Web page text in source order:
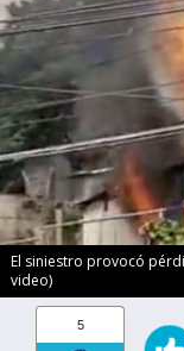
El siniestro provocó
video)
5